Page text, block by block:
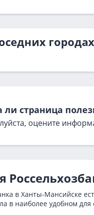
городах
ли страница
оцените
в Ханты-Мансийске
в наиболее удобном